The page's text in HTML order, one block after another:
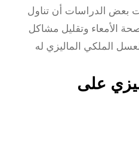
بعض الدراسات أن تناول
الأمعاء وتقليل مشاكل
الملكي الماليزي له
على